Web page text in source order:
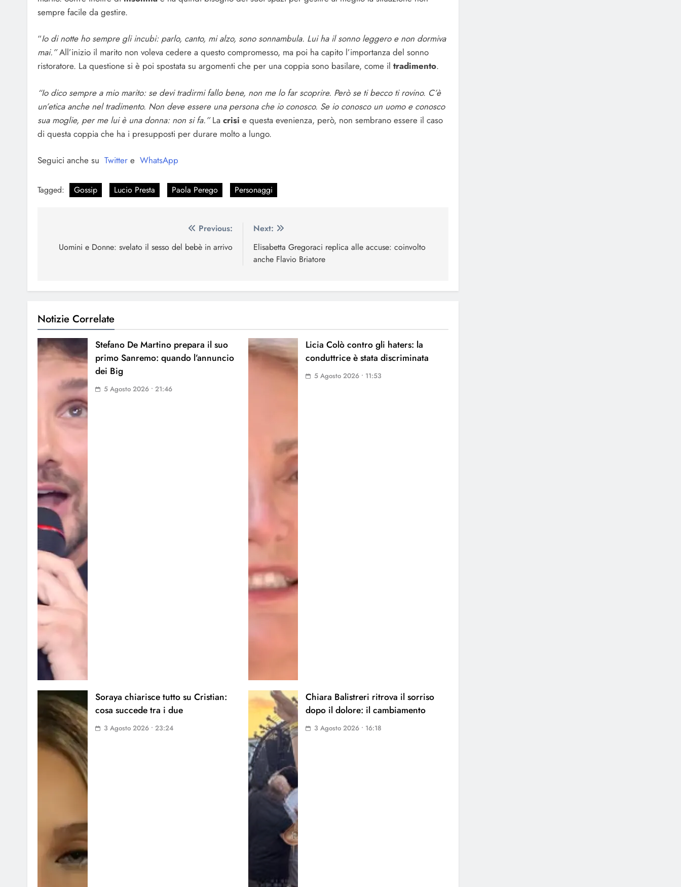
sempre facile da gestire.
“Io di notte ho sempre gli incubi: parlo, canto, mi alzo, sono sonnambula. Lui ha il sonno leggero e non dormiva
mai.”All’inizio il marito non voleva cedere a questo compromesso, ma poi ha capito l’importanza del sonno
ristoratore. La questione si è poi spostata su argomenti che per una coppia sono basilare, come il tradimento.
“Io dico sempre a mio marito: se devi tradirmi fallo bene, non me lo far scoprire. Però se ti becco ti rovino. C’è
un’etica anche nel tradimento. Non deve essere una persona che io conosco. Se io conosco un uomo e conosco
sua moglie, per me lui è una donna: non si fa.”La crisi e questa evenienza, però, non sembrano essere il caso
di questa coppia che ha i presupposti per durare molto a lungo.
Seguici anche su Twitter e WhatsApp
Tagged: Gossip Lucio Presta Paola Perego Personaggi
articoli
Previous:
Uomini e Donne: svelato il sesso del bebè in arrivo
Next:
Elisabetta Gregoraci replica alle accuse: coinvolto
anche Flavio Briatore
Notizie Correlate
Stefano De Martino prepara il suo
primo Sanremo: quando l’annuncio
dei Big
5 Agosto 2026 • 21:46
Licia Colò contro gli haters: la
conduttrice è stata discriminata
5 Agosto 2026 • 11:53
Soraya chiarisce tutto su Cristian:
cosa succede tra i due
3 Agosto 2026 • 23:24
Chiara Balistreri ritrova il sorriso
dopo il dolore: il cambiamento
3 Agosto 2026 • 16:18